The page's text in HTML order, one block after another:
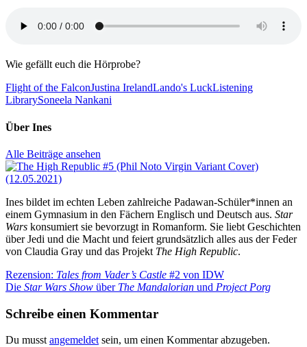
Wie gefällt euch die Hörprobe?
Flight of the FalconJustina IrelandLando's LuckListening
LibrarySoneela Nankani
Über Ines
Alle Beiträge ansehen
Ines bildet im echten Leben zahlreiche Padawan-Schüler*innen an
einem Gymnasium in den Fächern Englisch und Deutsch aus. Star
Wars konsumiert sie bevorzugt in Romanform. Sie liebt Geschichten
über Jedi und die Macht und feiert grundsätzlich alles aus der Feder
von Claudia Gray und das Projekt The High Republic.
Beitragsnavigation
Vorheriger
Beitrag:
Rezension: Tales from Vader’s Castle #2 von IDW
Nächster
Die Star Wars Show über The Mandalorian und Project Porg
Schreibe einen Kommentar
Du musstangemeldetsein, um einen Kommentar abzugeben.